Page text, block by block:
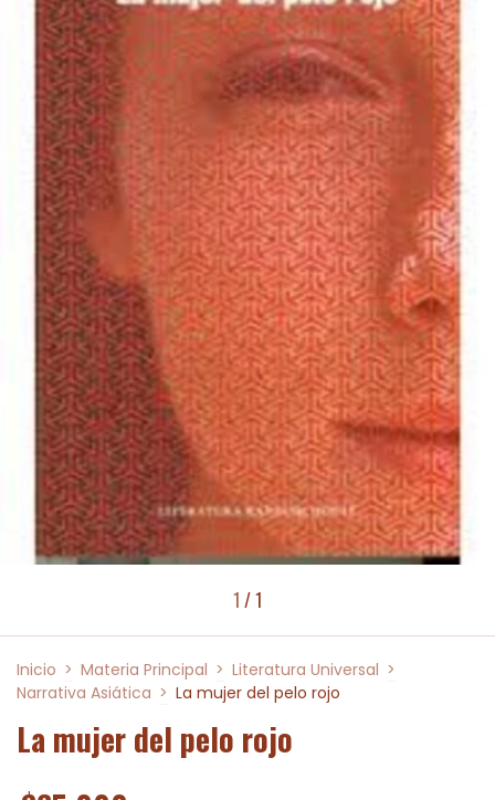
1 /1
Inicio > Materia Principal > Literatura Universal >
Narrativa Asiática > La mujer del pelo rojo
La mujer del pelo rojo